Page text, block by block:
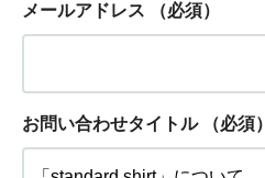
メールアドレス （必須）
お問い合わせタイトル （必須）